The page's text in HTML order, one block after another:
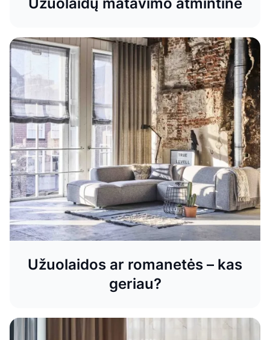
Užuolaidos ar romanetės – kas
geriau?
Renkamės naktines užuolaidas
Sužinokite, kaip pasirinkti naktines užuolaidas, kad jos
suteiktų jūsų namams stilingą, jaukią ir funkcionalią
aplinką. DOMUS LUMINA pataria dėl audinių, spalvų ir
derinimo.